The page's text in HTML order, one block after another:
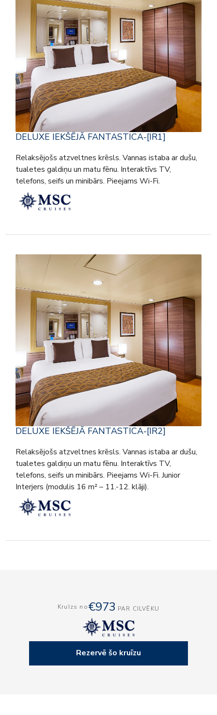
DELUXE IEKŠĒJĀ FANTASTICA-[IR1]
Relaksējošs atzveltnes krēsls. Vannas istaba ar dušu,
tualetes galdiņu un matu fēnu. Interaktīvs TV,
telefons, seifs un minibārs. Pieejams Wi-Fi.
DELUXE IEKŠĒJĀ FANTASTICA-[IR2]
Relaksējošs atzveltnes krēsls. Vannas istaba ar dušu,
tualetes galdiņu un matu fēnu. Interaktīvs TV,
telefons, seifs un minibārs. Pieejams Wi-Fi. Junior
Interjers (modulis 16 m² – 11.-12. klāji).
Kruīzs no€973 PAR CILVĒKU
Rezervē šo kruīzu